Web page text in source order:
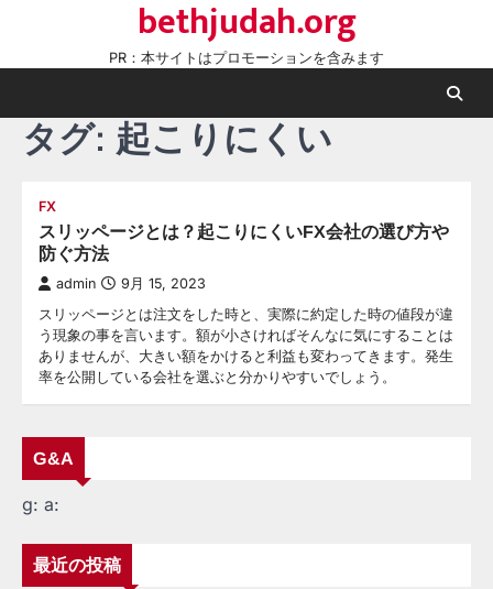
content
bethjudah.org
PR：本サイトはプロモーションを含みます
タグ: 起こりにくい
FX
スリッページとは？起こりにくいFX会社の選び方や
防ぐ方法
admin 9月 15, 2023
スリッページとは注文をした時と、実際に約定した時の値段が違
う現象の事を言います。額が小さければそんなに気にすることは
ありませんが、大きい額をかけると利益も変わってきます。発生
率を公開している会社を選ぶと分かりやすいでしょう。
G&A
g: a:
最近の投稿